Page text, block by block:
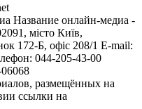
Название онлайн-медиа -
місто Київ,
Б, офіс 208/1 E-mail:
044-205-43-00
размещённых на
ссылки на